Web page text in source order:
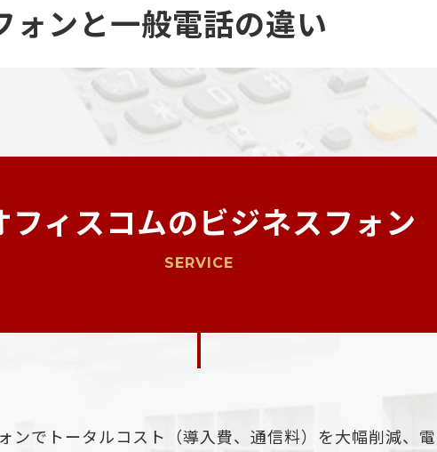
ォンと一般電話の違い
フィスコムのビジネスフォン
SERVICE
ンでトータルコスト（導入費、通信料）を大幅削減、